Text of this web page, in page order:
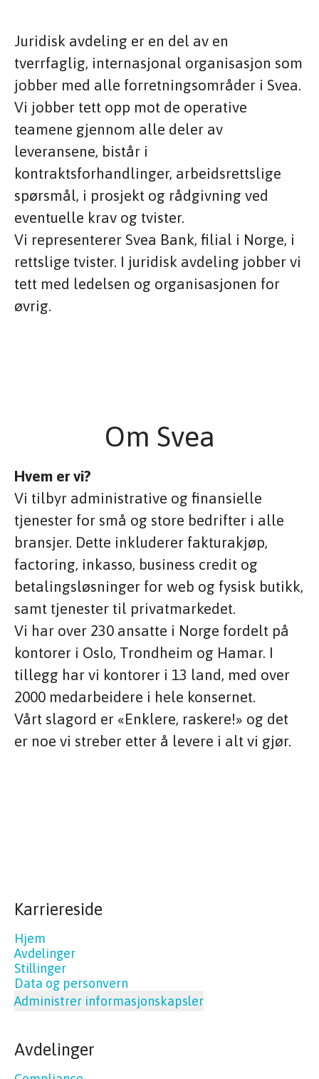
Juridisk avdeling er en del av en
tverrfaglig, internasjonal organisasjon som
jobber med alle forretningsområder i Svea.
Vi jobber tett opp mot de operative
teamene gjennom alle deler av
leveransene, bistår i
kontraktsforhandlinger, arbeidsrettslige
spørsmål, i prosjekt og rådgivning ved
eventuelle krav og tvister.
Vi representerer Svea Bank, filial i Norge, i
rettslige tvister. I juridisk avdeling jobber vi
tett med ledelsen og organisasjonen for
øvrig.
Om Svea
Hvem er vi?
Vi tilbyr administrative og finansielle
tjenester for små og store bedrifter i alle
bransjer. Dette inkluderer fakturakjøp,
factoring, inkasso, business credit og
betalingsløsninger for web og fysisk butikk,
samt tjenester til privatmarkedet.
Vi har over 230 ansatte i Norge fordelt på
kontorer i Oslo, Trondheim og Hamar. I
tillegg har vi kontorer i 13 land, med over
2000 medarbeidere i hele konsernet.
Vårt slagord er «Enklere, raskere!» og det
er noe vi streber etter å levere i alt vi gjør.
Karriereside
Hjem
Avdelinger
Stillinger
Data og personvern
Administrer informasjonskapsler
Avdelinger